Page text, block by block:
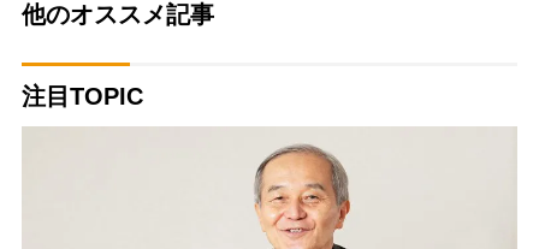
他のオススメ記事
注目TOPIC